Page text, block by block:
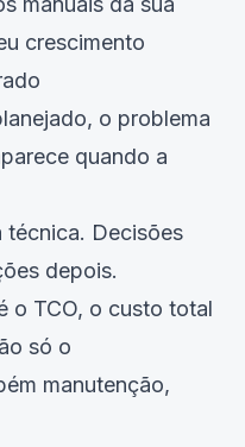
crescimento
o problema
quando a
técnica. Decisões
depois.
o TCO, o custo total
só o
manutenção,